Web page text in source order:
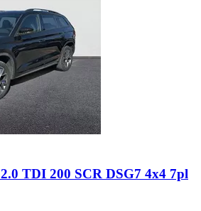
2.0 TDI 200 SCR DSG7 4x4 7pl